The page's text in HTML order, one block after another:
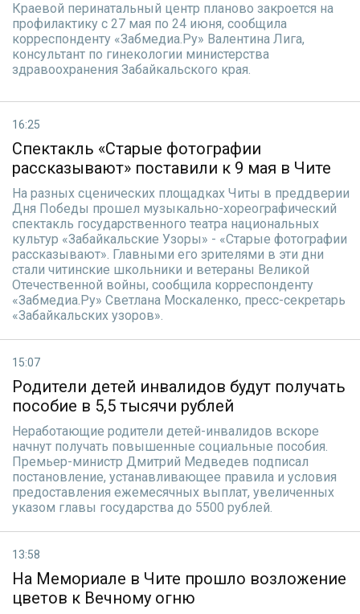
Краевой перинатальный центр планово закроется на
профилактику с 27 мая по 24 июня, сообщила
корреспонденту «Забмедиа.Ру» Валентина Лига,
консультант по гинекологии министерства
здравоохранения Забайкальского края.
16:25
Спектакль «Старые фотографии
рассказывают» поставили к 9 мая в Чите
На разных сценических площадках Читы в преддверии
Дня Победы прошел музыкально-хореографический
спектакль государственного театра национальных
культур «Забайкальские Узоры» - «Старые фотографии
рассказывают». Главными его зрителями в эти дни
стали читинские школьники и ветераны Великой
Отечественной войны, сообщила корреспонденту
«Забмедиа.Ру» Светлана Москаленко, пресс-секретарь
«Забайкальских узоров».
15:07
Родители детей инвалидов будут получать
пособие в 5,5 тысячи рублей
Неработающие родители детей-инвалидов вскоре
начнут получать повышенные социальные пособия.
Премьер-министр Дмитрий Медведев подписал
постановление, устанавливающее правила и условия
предоставления ежемесячных выплат, увеличенных
указом главы государства до 5500 рублей.
13:58
На Мемориале в Чите прошло возложение
цветов к Вечному огню